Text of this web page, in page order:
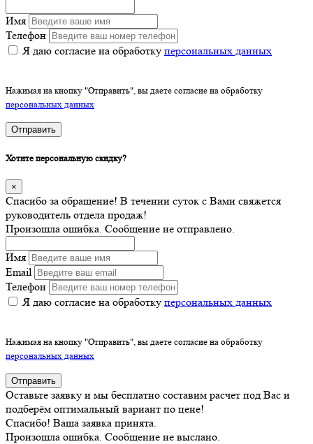
Имя
Телефон
Я даю согласие на обработку персональных данных
Нажимая на кнопку "Отправить", вы даете согласие на обработку
персональных данных
Отправить
Хотите персональную скидку?
×
Спасибо за обращение! В течении суток с Вами свяжется
руководитель отдела продаж!
Произошла ошибка. Сообщение не отправлено.
Имя
Email
Телефон
Я даю согласие на обработку персональных данных
Нажимая на кнопку "Отправить", вы даете согласие на обработку
персональных данных
Отправить
Оставьте заявку и мы бесплатно составим расчет под Вас и
подберём оптимальный вариант по цене!
Спасибо! Ваша заявка принята.
Произошла ошибка. Сообщение не выслано.